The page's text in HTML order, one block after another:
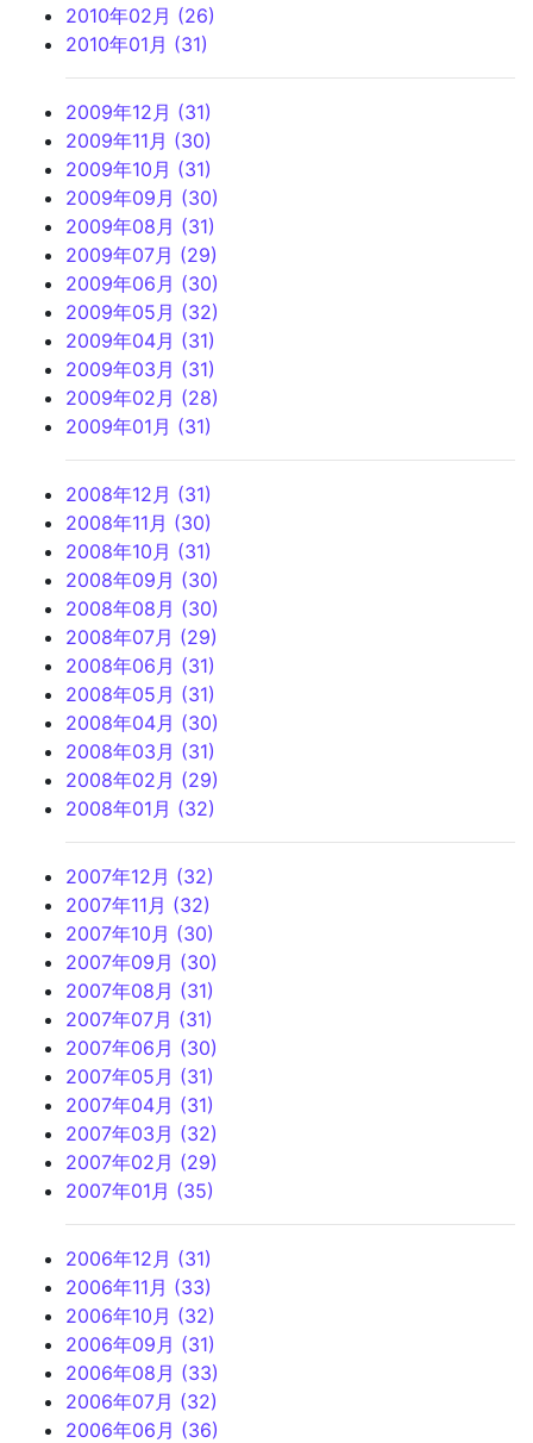
2010年02月 (26)
2010年01月 (31)
2009年12月 (31)
2009年11月 (30)
2009年10月 (31)
2009年09月 (30)
2009年08月 (31)
2009年07月 (29)
2009年06月 (30)
2009年05月 (32)
2009年04月 (31)
2009年03月 (31)
2009年02月 (28)
2009年01月 (31)
2008年12月 (31)
2008年11月 (30)
2008年10月 (31)
2008年09月 (30)
2008年08月 (30)
2008年07月 (29)
2008年06月 (31)
2008年05月 (31)
2008年04月 (30)
2008年03月 (31)
2008年02月 (29)
2008年01月 (32)
2007年12月 (32)
2007年11月 (32)
2007年10月 (30)
2007年09月 (30)
2007年08月 (31)
2007年07月 (31)
2007年06月 (30)
2007年05月 (31)
2007年04月 (31)
2007年03月 (32)
2007年02月 (29)
2007年01月 (35)
2006年12月 (31)
2006年11月 (33)
2006年10月 (32)
2006年09月 (31)
2006年08月 (33)
2006年07月 (32)
2006年06月 (36)